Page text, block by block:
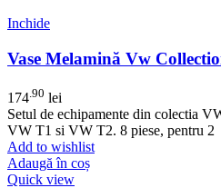
Inchide
Vase Melamină Vw
174 .90 lei
Setul de echipamente din colectia
VW T1 si VW T2. 8 piese, pentru 2
Add to wishlist
Adaugă în coș
Quick view